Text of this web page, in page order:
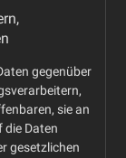
gegenüber
sie an
die Daten
gesetzlichen